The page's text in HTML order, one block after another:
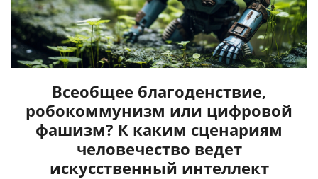
Всеобщее благоденствие,
робокоммунизм или цифровой
фашизм? К каким сценариям
человечество ведет
искусственный интеллект